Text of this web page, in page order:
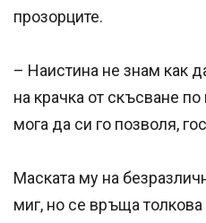
прозорците.
– Наистина не знам как
на крачка от скъсване
мога да си го позволя,
Маската му на
миг, но се връща